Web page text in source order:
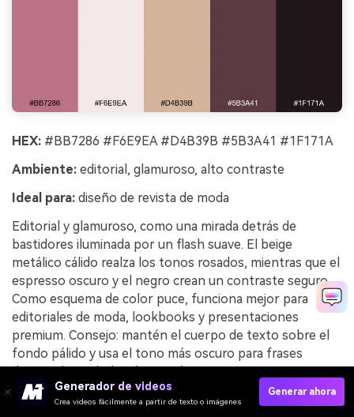
HEX: #BB7286 #F6E9EA #D4B39B #5B3A41 #1F171A
Ambiente: editorial, glamuroso, alto contraste
Ideal para: diseño de revista de moda
Editorial y glamuroso, como una mirada detrás de
bastidores iluminada por un flash suave. El beige
metálico cálido realza los tonos rosados, mientras que el
espresso oscuro y el negro crean un contraste seguro.
Como esquema de color puce, funciona mejor para
editoriales de moda, lookbooks y presentaciones
premium. Consejo: mantén el cuerpo de texto sobre el
fondo pálido y usa el tono más oscuro para frases
destacadas y títulos de sección.
Ejemplo de imagen de editorial de cosmética de lujo
Generador de videos
Crea videos fácilmente a partir de texto o imágenes
Generar ahora